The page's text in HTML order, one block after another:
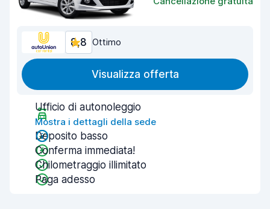
8,8 Ottimo
Visualizza offerta
Ufficio di autonoleggio
Mostra i dettagli della sede
Deposito basso
Conferma immediata!
Chilometraggio illimitato
Paga adesso